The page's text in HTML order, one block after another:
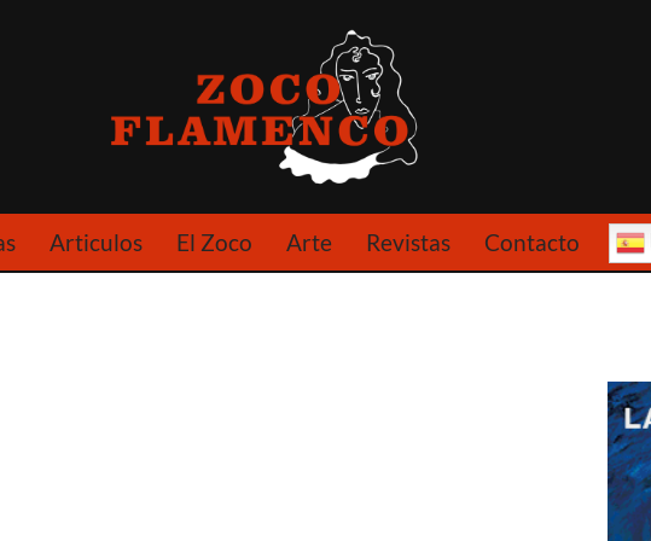
Articulos El Zoco Arte Revistas Contacto